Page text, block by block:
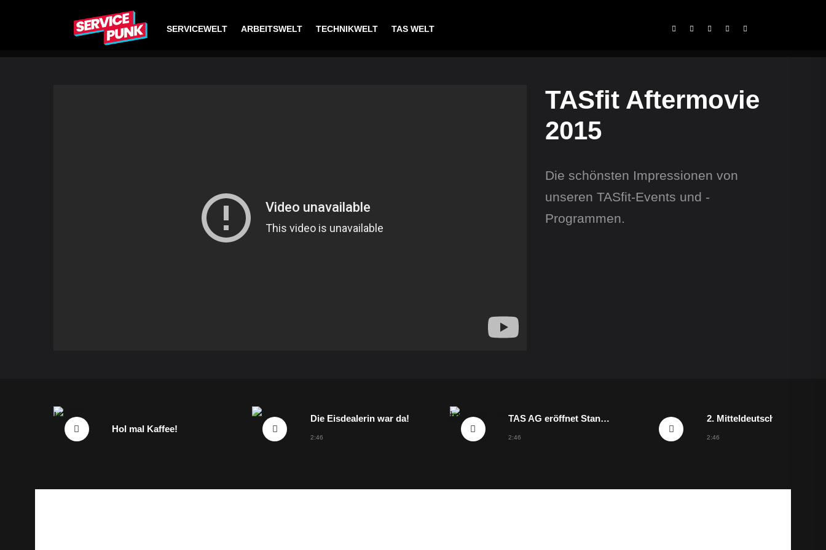
SERVICEWELT ARBEITSWELT TECHNIKWELT TAS WELT
TASfit Aftermovie
2015
Die schönsten Impressionen von
unseren TASfit-Events und -
Programmen.
Hol mal Kaffee!
Die Eisdealerin war da!
2:46
TAS AG eröffnet Standort in Merseburg
2:46 2:46